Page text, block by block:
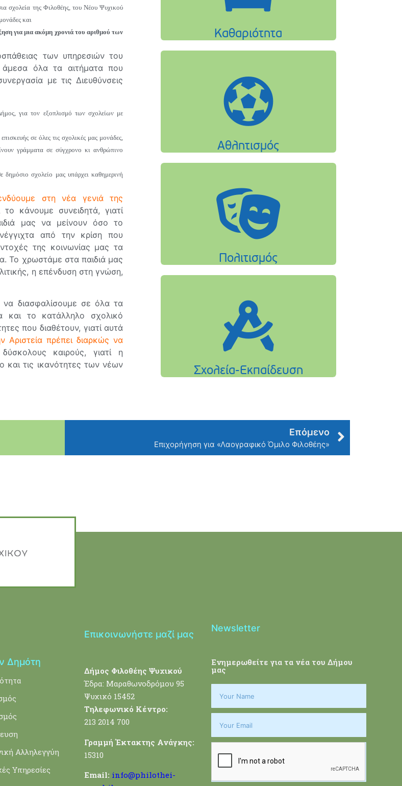
σχολεία της Φιλοθέης, του Νέου Ψυχικού
και
για μια ακόμη χρονιά του αριθμού των
των υπηρεσιών του
άμεσα όλα τα αιτήματα που
με τις Διευθύνσεις
για τον εξοπλισμό των σχολείων με
σε όλες τις σχολικές μας μονάδες,
γράμματα σε σύγχρονο κι ανθρώπινο
σχολείο μας υπάρχει καθημερινή
στη νέα γενιά της
το κάνουμε συνειδητά, γιατί
μας να μείνουν όσο το
από την κρίση που
της κοινωνίας μας τα
Το χρωστάμε στα παιδιά μας
η επένδυση στη γνώση,
διασφαλίσουμε σε όλα τα
και το κατάλληλο σχολικό
που διαθέτουν, γιατί αυτά
Αριστεία πρέπει διαρκώς να
καιρούς, γιατί η
και τις ικανότητες των νέων
Επόμενο
Επιχορήγηση για «Λαογραφικό Όμιλο Φιλοθέης»
Δημότη
Αλληλεγγύη
Υπηρεσίες
Επικοινωνήστε μαζί μας
Δήμος Φιλοθέης Ψυχικού
Έδρα: Μαραθωνοδρόμου 95
Ψυχικό 15452
Τηλεφωνικό Κέντρο:
213 2014 700
Γραμμή Έκτακτης Ανάγκης:
15310
Email: info@philothei-
Newsletter
Ενημερωθείτε για τα νέα του Δήμου
μας